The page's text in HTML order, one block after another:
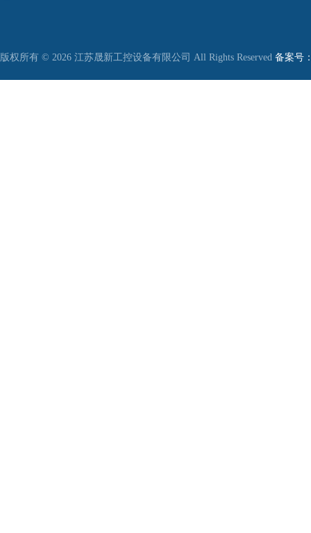
版权所有 © 2026 江苏晟新工控设备有限公司 All Rights Reserved 备案号